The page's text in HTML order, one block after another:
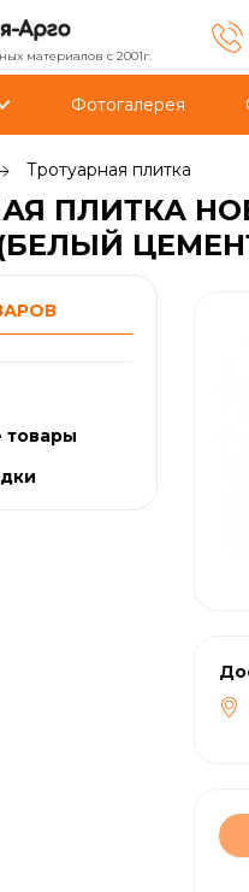
материалов с 2001г.
Фотогалерея
Тротуарная плитка
ПЛИТКА
товары